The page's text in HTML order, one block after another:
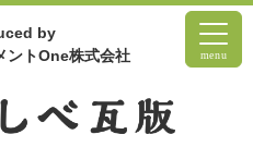
by
ントOne株式会社
menu